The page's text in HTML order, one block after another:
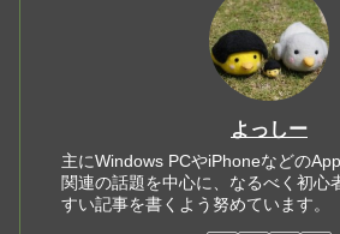
よっしー
主にWindows PCやiPhoneなどの
関連の話題を中心に、なるべく初心
すい記事を書くよう努めています。